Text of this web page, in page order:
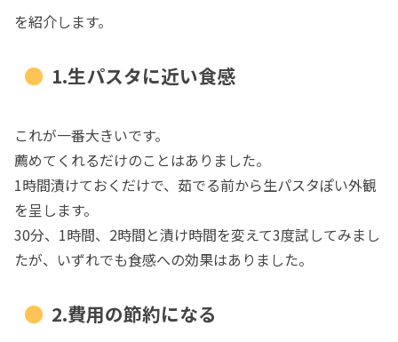
を紹介します。
1.生パスタに近い食感
これが一番大きいです。
薦めてくれるだけのことはありました。
1時間漬けておくだけで、茹でる前から生パスタぽい外観
を呈します。
30分、1時間、2時間と漬け時間を変えて3度試してみまし
たが、いずれでも食感への効果はありました。
2.費用の節約になる